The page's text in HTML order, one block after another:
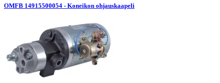
OMFB 14915500054 - Koneikon ohjauskaapeli